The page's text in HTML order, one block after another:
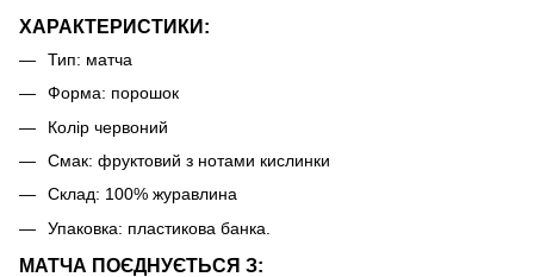
ХАРАКТЕРИСТИКИ:
Тип: матча
Форма: порошок
Колір червоний
Смак: фруктовий з нотами кислинки
Склад: 100% журавлина
Упаковка: пластикова банка.
МАТЧА ПОЄДНУЄТЬСЯ З: